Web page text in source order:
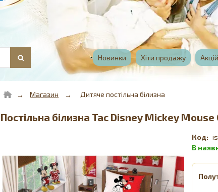
Новинки Хіти продажу
Магазин Дитяче постільна білизна
Постільна білизна Tac Disney Mickey Mouse